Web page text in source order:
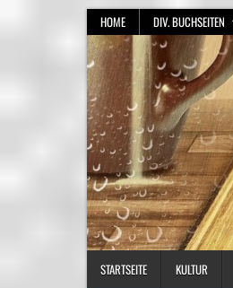
HOME DIV. BUCHSEITEN
STARTSEITE KULTUR